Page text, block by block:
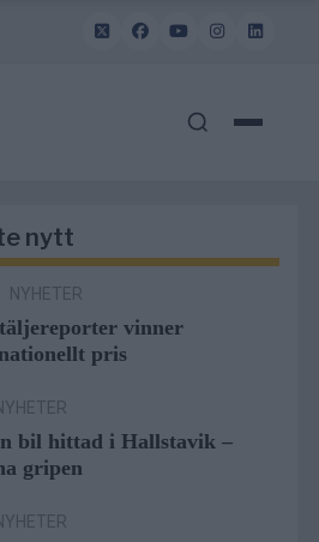
nytt
NYHETER
vinner
pris
bil hittad i Hallstavik –
gripen